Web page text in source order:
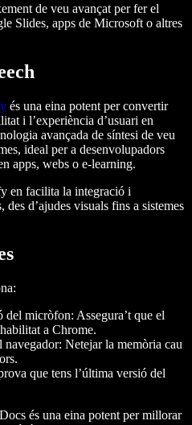
de veu avançat per fer el
Slides, apps de Microsoft o altres
és una eina potent per convertir
i l’experiència d’usuari en
avançada de síntesi de veu
ideal per a desenvolupadors
apps, webs o e-learning.
en facilita la integració i
d’ajudes visuals fins a sistemes
del micròfon: Assegura’t que el
a Chrome.
navegador: Netejar la memòria cau
que tens l’última versió del
és una eina potent per millorar